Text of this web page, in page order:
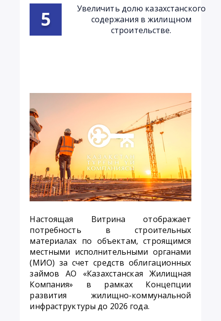
Увеличить долю казахстанского
содержания в жилищном
строительстве.
Настоящая Витрина отображает
потребность в строительных
материалах по объектам, строящимся
местными исполнительными органами
(МИО) за счет средств облигационных
займов АО «Казахстанская Жилищная
Компания» в рамках Концепции
развития жилищно-коммунальной
инфраструктуры до 2026 года.